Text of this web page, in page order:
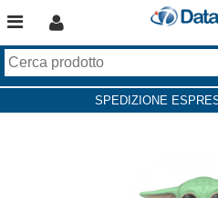
SPEDIZIONE